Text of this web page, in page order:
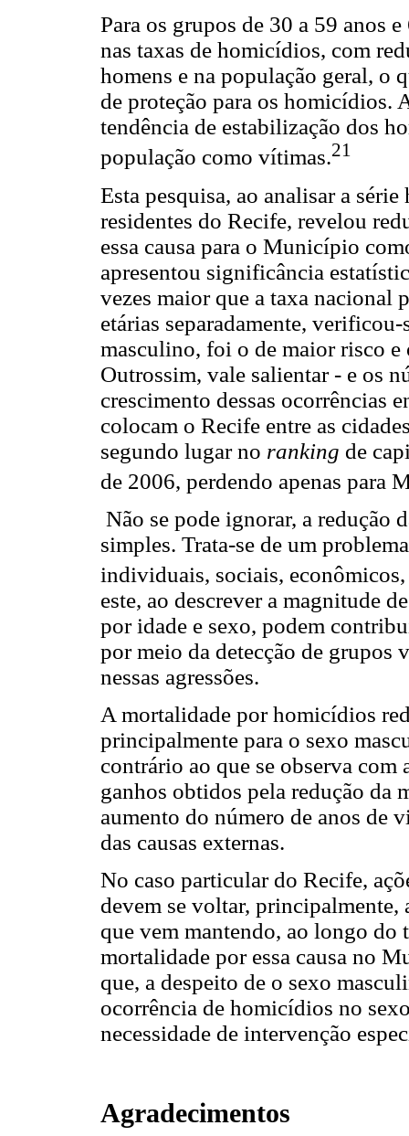
Para os grupos de 30 a 59 anos
nas taxas de homicídios, com
homens e na população geral, o
de proteção para os homicídios.
tendência de estabilização dos
população como vítimas.21
Esta pesquisa, ao analisar a
residentes do Recife, revelou
essa causa para o Município
apresentou significância
vezes maior que a taxa nacional
etárias separadamente,
masculino, foi o de maior risco
Outrossim, vale salientar - e os
crescimento dessas ocorrências
colocam o Recife entre as
segundo lugar no ranking de
de 2006, perdendo apenas para
Não se pode ignorar, a redução
simples. Trata-se de um
individuais, sociais,
este, ao descrever a magnitude
por idade e sexo, podem
por meio da detecção de grupos
nessas agressões.
A mortalidade por homicídios
principalmente para o sexo
contrário ao que se observa
ganhos obtidos pela redução da
aumento do número de anos de
das causas externas.
No caso particular do Recife,
devem se voltar, principalmente,
que vem mantendo, ao longo do
mortalidade por essa causa no
que, a despeito de o sexo
ocorrência de homicídios no
necessidade de intervenção
Agradecimentos